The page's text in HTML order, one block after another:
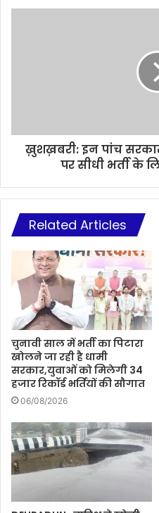
ख़ुशख़बरी: इन पांच
पर सीधी भर्ती के
Related Articles
चुनावी साल में भर्ती का पिटारा
खोलने जा रही है धामी
सरकार,युवाओं को मिलेगी 34
हजार रिकॉर्ड भर्तियों की सौगात
06/08/2026